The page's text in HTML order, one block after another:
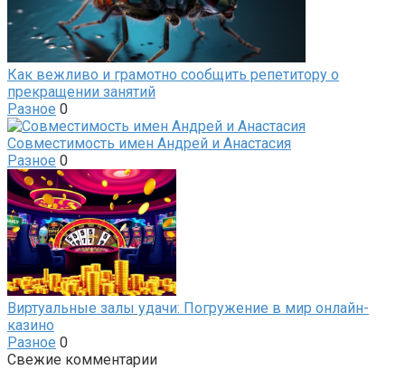
Как вежливо и грамотно сообщить репетитору о
прекращении занятий
Разное 0
Совместимость имен Андрей и Анастасия
Разное 0
Виртуальные залы удачи: Погружение в мир онлайн-
казино
Разное 0
Свежие комментарии